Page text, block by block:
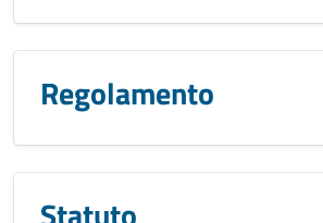
Regolamento